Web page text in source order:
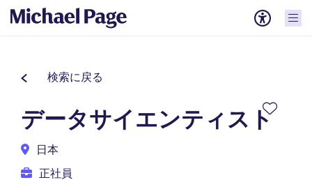
検索に戻る
データサイエンティスト
日本
正社員